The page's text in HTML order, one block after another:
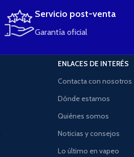
Servicio post-venta
Garantía oficial
ENLACES DE INTERÉS
Contacta con nosotros
Dónde estamos
Quiénes somos
Noticias y consejos
Lo último en vapeo